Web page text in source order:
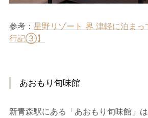
参考： 星野リゾート 界 津軽に泊まっ
行記③】
あおもり旬味館
新青森駅にある「あおもり旬味館」